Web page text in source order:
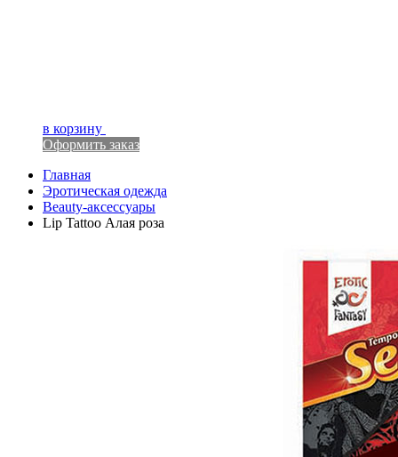
в корзину
Оформить заказ
Главная
Эротическая одежда
Beauty-аксессуары
Lip Tattoo Алая роза